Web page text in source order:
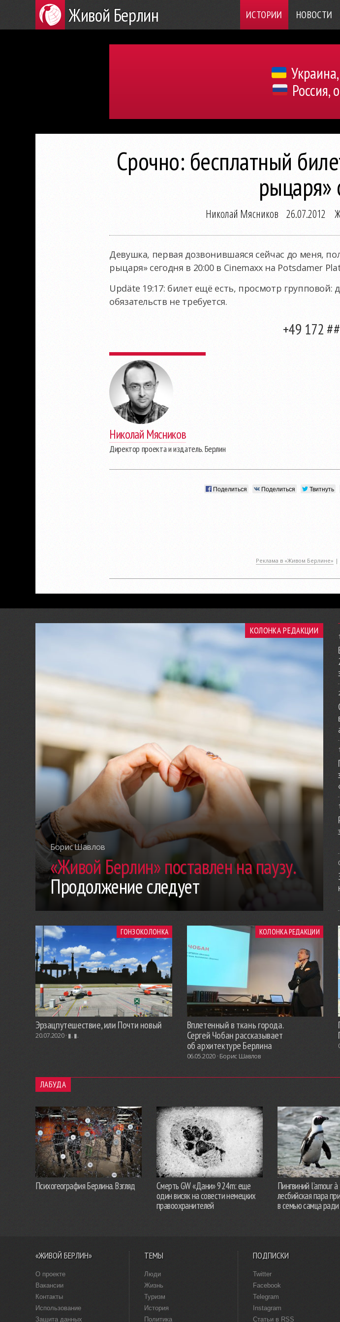
Живой Берлин ИСТОРИИ НОВОСТИ
Россия,
Срочно: бесплатный
рыцаря»
Николай Мясников 26.07.2012
Девушка, первая дозвонившаяся сейчас до меня,
рыцаря» сегодня в 20:00 в Cinemaxx на Potsdamer
Updäte 19:17: билет ещё есть, просмотр групповой:
обязательств не требуется.
+49 172
Николай Мясников
Директор проекта и издатель. Берлин
Поделиться Поделиться Твитнуть
Реклама в «Живом Берлине» |
КОЛОНКА РЕДАКЦИИ
Борис Шавлов
«Живой Берлин» поставлен на паузу.
Продолжение следует
ГОНЗОКОЛОНКА
Эрзацпутешествие, или Почти новый
20.07.2020 · ▮. ▮.
КОЛОНКА РЕДАКЦИИ
Вплетенный в ткань города.
Сергей Чобан рассказывает
об архитектуре Берлина
06.05.2020 · Борис Шавлов
ЛАБУДА
Психогеография Берлина. Взгляд
Смерть GW «Дани» 924m: еще
один висяк на совести немецких
правоохранителей
Пингвиний l’amour
лесбийская пара
в семью самца
«ЖИВОЙ БЕРЛИН»
О проекте
Вакансии
Контакты
Использование
Защита данных
ТЕМЫ
Люди
Жизнь
Туризм
История
Политика
ПОДПИСКИ
Twitter
Facebook
Telegram
Instagram
Статьи в RSS